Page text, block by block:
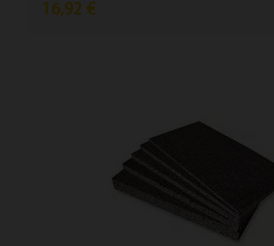
16,92 €